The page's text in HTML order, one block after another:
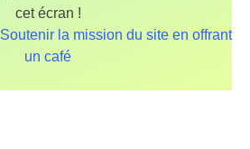
cet écran !
Soutenir la mission du site en offrant
un café